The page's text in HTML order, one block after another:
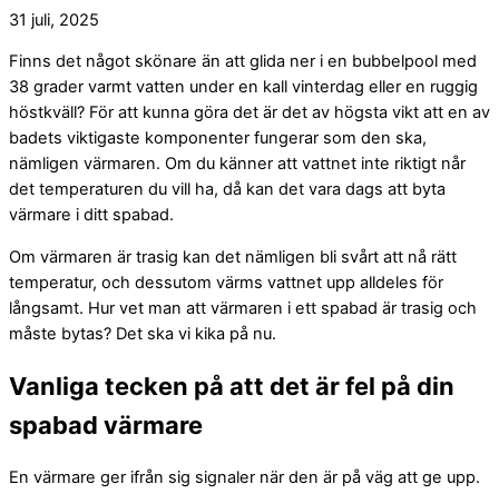
31 juli, 2025
Finns det något skönare än att glida ner i en bubbelpool med
38 grader varmt vatten under en kall vinterdag eller en ruggig
höstkväll? För att kunna göra det är det av högsta vikt att en av
badets viktigaste komponenter fungerar som den ska,
nämligen värmaren. Om du känner att vattnet inte riktigt når
det temperaturen du vill ha, då kan det vara dags att byta
värmare i ditt spabad.
Om värmaren är trasig kan det nämligen bli svårt att nå rätt
temperatur, och dessutom värms vattnet upp alldeles för
långsamt. Hur vet man att värmaren i ett spabad är trasig och
måste bytas? Det ska vi kika på nu.
Vanliga tecken på att det är fel på din
spabad värmare
En värmare ger ifrån sig signaler när den är på väg att ge upp.